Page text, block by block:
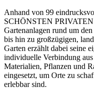
Anhand von 99
SCHÖNSTEN PRIVATEN
Gartenanlagen rund um
bis hin zu großzügigen,
Garten erzählt dabei seine
individuelle Verbindung
Materialien, Pflanzen und
eingesetzt, um Orte zu
erlebbar sind.